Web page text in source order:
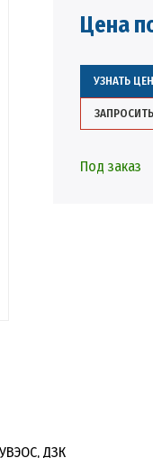
Цена
УЗНАТЬ
Под заказ
ДЗК